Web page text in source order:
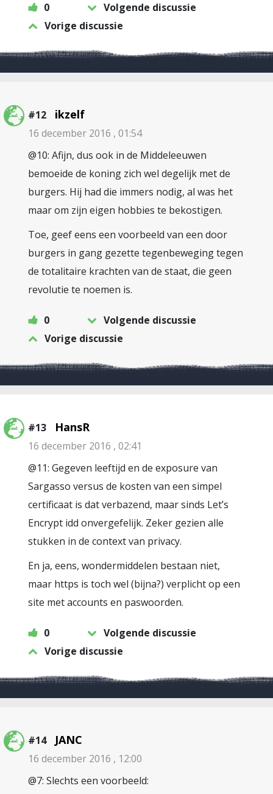
0
Volgende discussie
Vorige discussie
#12 ikzelf
16 december 2016 , 01:54
@10: Afijn, dus ook in de Middeleeuwen
bemoeide de koning zich wel degelijk met de
burgers. Hij had die immers nodig, al was het
maar om zijn eigen hobbies te bekostigen.
Toe, geef eens een voorbeeld van een door
burgers in gang gezette tegenbeweging tegen
de totalitaire krachten van de staat, die geen
revolutie te noemen is.
0
Volgende discussie
Vorige discussie
#13 HansR
16 december 2016 , 02:41
@11: Gegeven leeftijd en de exposure van
Sargasso versus de kosten van een simpel
certificaat is dat verbazend, maar sinds Let’s
Encrypt idd onvergefelijk. Zeker gezien alle
stukken in de context van privacy.
En ja, eens, wondermiddelen bestaan niet,
maar https is toch wel (bijna?) verplicht op een
site met accounts en paswoorden.
0
Volgende discussie
Vorige discussie
#14 JANC
16 december 2016 , 12:00
@7: Slechts een voorbeeld: